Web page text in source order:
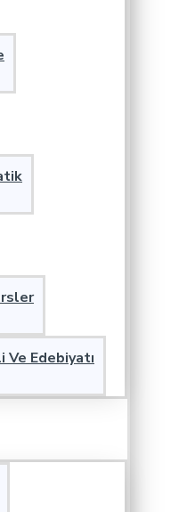
Ve Edebiyatı